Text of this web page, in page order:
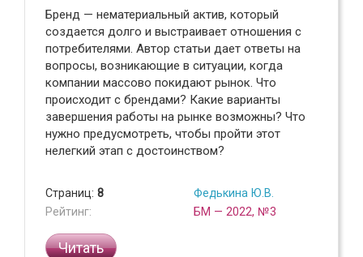
Бренд — нематериальный актив, который
создается долго и выстраивает отношения с
потребителями. Автор статьи дает ответы на
вопросы, возникающие в ситуации, когда
компании массово покидают рынок. Что
происходит с брендами? Какие варианты
завершения работы на рынке возможны? Что
нужно предусмотреть, чтобы пройти этот
нелегкий этап с достоинством?
Страниц: 8
Рейтинг:
Федькина Ю.В.
БМ — 2022, №3
Читать